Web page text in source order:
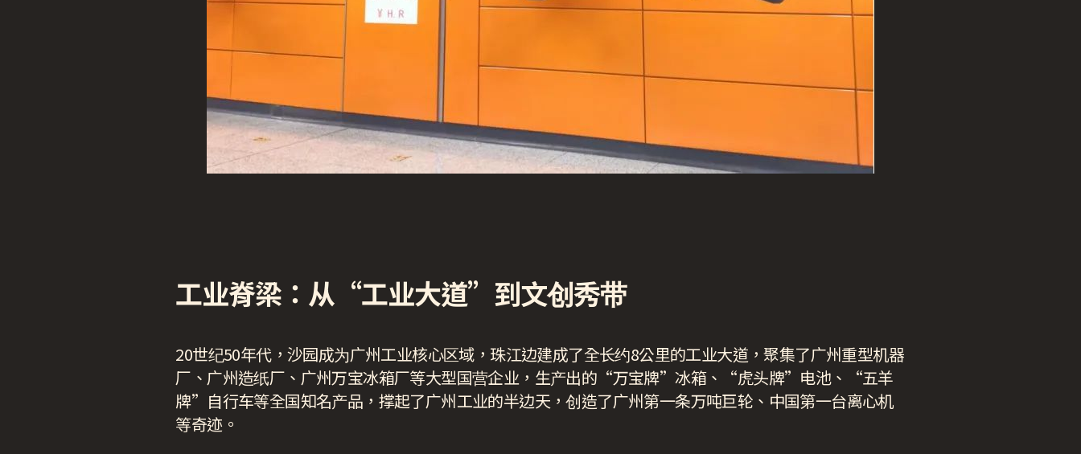
工业脊梁：从“工业大道”到文创秀带
20世纪50年代，沙园成为广州工业核心区域，珠江边建成了全长约8公里的工业大道，聚集了广州重型机器
厂、广州造纸厂、广州万宝冰箱厂等大型国营企业，生产出的“万宝牌”冰箱、“虎头牌”电池、“五羊
牌”自行车等全国知名产品，撑起了广州工业的半边天，创造了广州第一条万吨巨轮、中国第一台离心机
等奇迹。